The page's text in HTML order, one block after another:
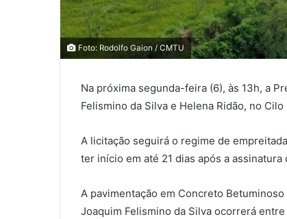
Foto: Rodolfo Gaion / CMTU
Na próxima segunda-feira (6), às 13h, a
Felismino da Silva e Helena Ridão, no
A licitação seguirá o regime de
ter início em até 21 dias após a
A pavimentação em Concreto Betuminoso
Joaquim Felismino da Silva ocorrerá